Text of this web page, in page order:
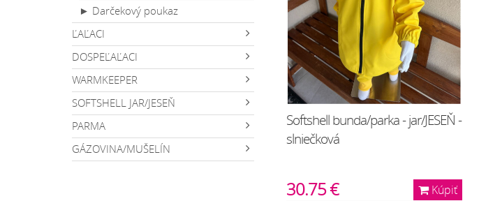
► Darčekový poukaz
ĽAĽACI
DOSPEĽAĽACI
WARMKEEPER
SOFTSHELL JAR/JESEŇ
PARMA
GÁZOVINA/MUŠELÍN
Softshell bunda/parka - jar/JESEŇ -
slniečková
Kúpiť
30.75 €